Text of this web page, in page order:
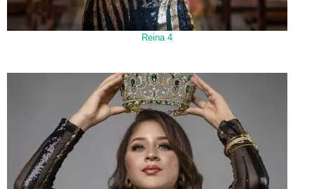
Reina 4